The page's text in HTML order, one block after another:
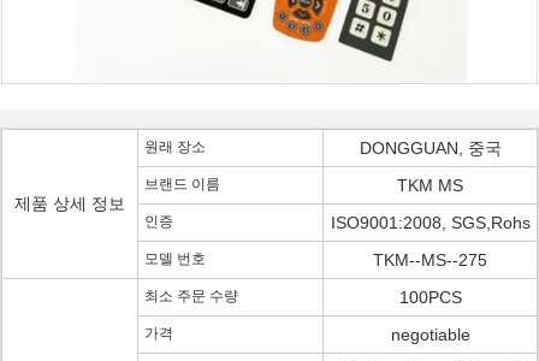
제품 상세 정보
원래 장소 DONGGUAN, 중국
브랜드 이름 TKM MS
인증 ISO9001:2008, SGS,Rohs
모델 번호 TKM--MS--275
최소 주문 수량 100PCS
가격 negotiable